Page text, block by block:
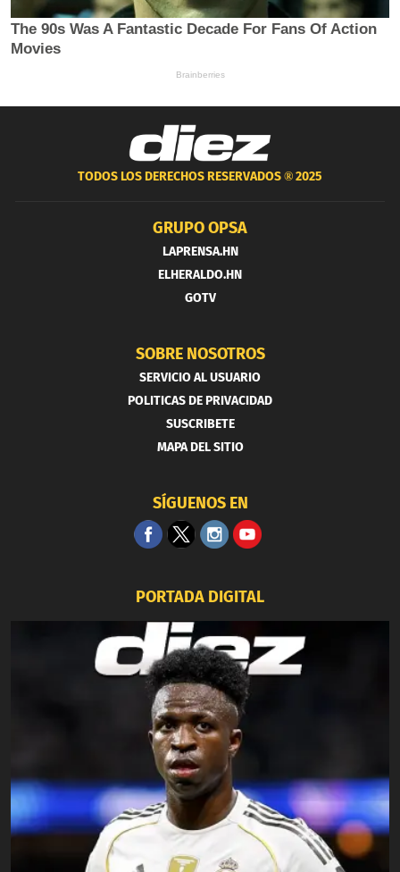
TODOS LOS DERECHOS RESERVADOS ®2025
GRUPO OPSA
LAPRENSA.HN
ELHERALDO.HN
GOTV
SOBRE NOSOTROS
SERVICIO AL USUARIO
POLITICAS DE PRIVACIDAD
SUSCRIBETE
MAPA DEL SITIO
SÍGUENOS EN
PORTADA DIGITAL